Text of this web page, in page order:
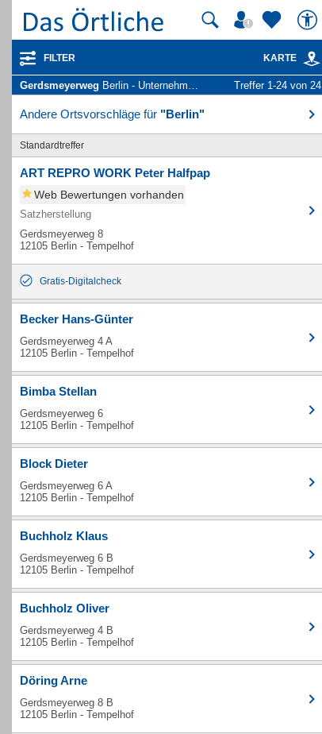
FILTER KARTE
Gerdsmeyerweg Berlin - Unternehmen und Personen Treffer 1-24 von 24
Andere Ortsvorschläge für "Berlin"
Standardtreffer
ART REPRO WORK Peter Halfpap
Web Bewertungen vorhanden
Satzherstellung
Gerdsmeyerweg 8
12105 Berlin - Tempelhof
Gratis-Digitalcheck
Becker Hans-Günter
Gerdsmeyerweg 4 A
12105 Berlin - Tempelhof
Bimba Stellan
Gerdsmeyerweg 6
12105 Berlin - Tempelhof
Block Dieter
Gerdsmeyerweg 6 A
12105 Berlin - Tempelhof
Buchholz Klaus
Gerdsmeyerweg 6 B
12105 Berlin - Tempelhof
Buchholz Oliver
Gerdsmeyerweg 4 B
12105 Berlin - Tempelhof
Döring Arne
Gerdsmeyerweg 8 B
12105 Berlin - Tempelhof